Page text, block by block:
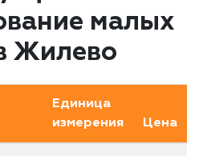
малых
Жилево
Единица
измерения
Цена